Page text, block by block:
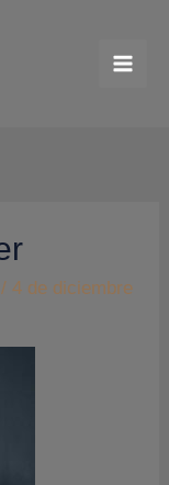
/4 de diciembre